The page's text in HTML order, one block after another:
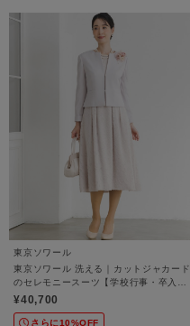
東京ソワール
東京ソワール 洗える｜カットジャカード
のセレモニースーツ【学校行事・卒入学
式・結婚式・七五三】
¥40,700
さらに10%OFF